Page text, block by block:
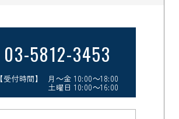
03-5812-3453
【受付時間】 月～金 10:00～18:00
土曜日 10:00～16:00